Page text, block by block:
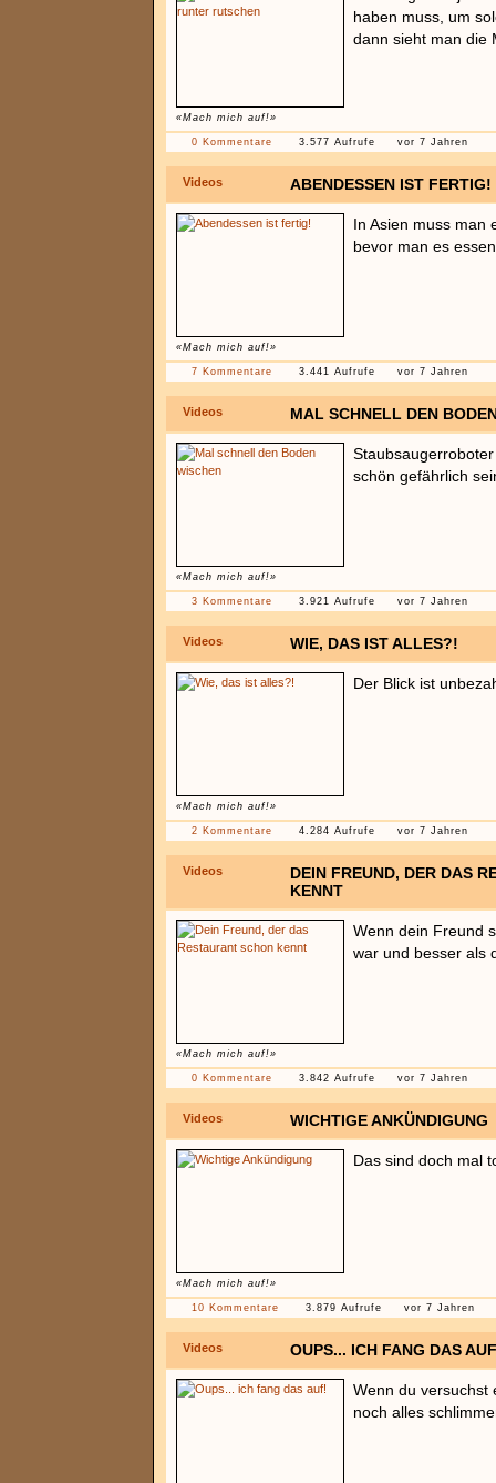
«Mach mich auf!»
haben muss, um
dann sieht man die
0 Kommentare 3.577 Aufrufe vor 7 Jahren
Videos ABENDESSEN IST FERTIG!
«Mach mich auf!»
In Asien muss man
bevor man es
7 Kommentare 3.441 Aufrufe vor 7 Jahren
Videos MAL SCHNELL DEN
«Mach mich auf!»
schön gefährlich
3 Kommentare 3.921 Aufrufe vor 7 Jahren
Videos WIE, DAS IST ALLES?!
«Mach mich auf!»
Der Blick ist
2 Kommentare 4.284 Aufrufe vor 7 Jahren
Videos
DEIN FREUND, DER DAS
KENNT
«Mach mich auf!»
Wenn dein Freund
war und besser als
0 Kommentare 3.842 Aufrufe vor 7 Jahren
Videos WICHTIGE ANKÜNDIGUNG
«Mach mich auf!»
Das sind doch mal
10 Kommentare 3.879 Aufrufe vor 7 Jahren
Videos OUPS... ICH FANG DAS
Wenn du versuchst
noch alles